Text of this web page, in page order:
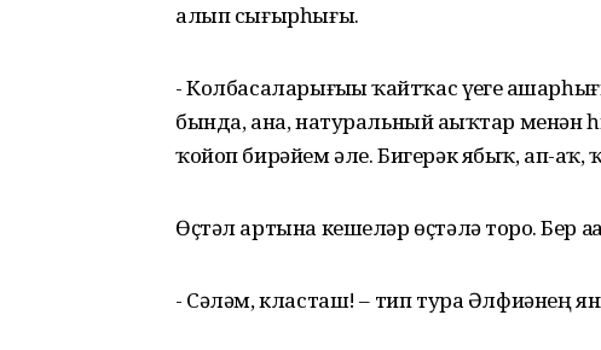
алып сығырһығыҙ.
- Колбасаларығыҙҙы ҡайтҡас үҙегеҙ
бында, ана, натуральный аҙыҡтар менән
ҡойоп бирәйем әле. Бигерәк ябыҡ, ап-аҡ,
Өҫтәл артына кешеләр өҫтәлә торҙо. Бер
- Сәләм, класташ! – тип тура Әлфиәнең